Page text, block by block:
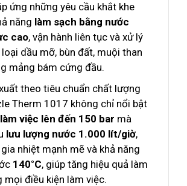
ứng những yêu cầu khắt khe
năng làm sạch bằng nước
cao, vận hành liên tục và xử lý
dầu mỡ, bùn đất, muội than
mảng bám cứng đầu.
theo tiêu chuẩn chất lượng
Therm 1017 không chỉ nổi bật
việc lên đến 150 bar mà
lưu lượng nước 1.000 lít/giờ,
nhiệt mạnh mẽ và khả năng
140°C, giúp tăng hiệu quả làm
mọi điều kiện làm việc.